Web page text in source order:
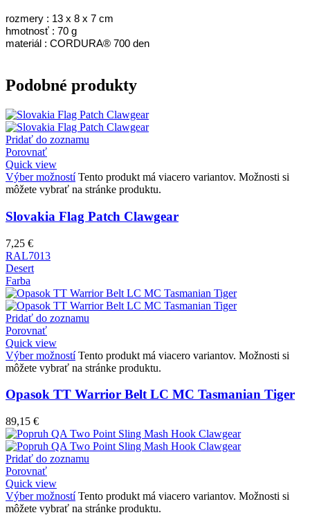
rozmery : 13 x 8 x 7 cm
hmotnosť : 70 g
materiál : CORDURA® 700 den
Podobné produkty
Pridať do zoznamu
Porovnať
Quick view
Výber možností Tento produkt má viacero variantov. Možnosti si
môžete vybrať na stránke produktu.
Slovakia Flag Patch Clawgear
7,25 €
RAL7013
Desert
Farba
Pridať do zoznamu
Porovnať
Quick view
Výber možností Tento produkt má viacero variantov. Možnosti si
môžete vybrať na stránke produktu.
Opasok TT Warrior Belt LC MC Tasmanian Tiger
89,15 €
Pridať do zoznamu
Porovnať
Quick view
Výber možností Tento produkt má viacero variantov. Možnosti si
môžete vybrať na stránke produktu.